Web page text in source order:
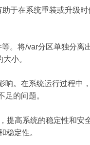
于在系统重装或升级
。将/var分区单独分离
小。
响。在系统运行过程中
的问题。
提高系统的稳定性和安
稳定性。